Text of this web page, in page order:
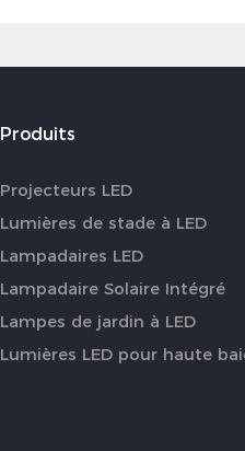
Produits
Projecteurs LED
Lumières de stade à LED
Lampadaires LED
Lampadaire Solaire Intégré
Lampes de jardin à LED
Lumières LED pour haute